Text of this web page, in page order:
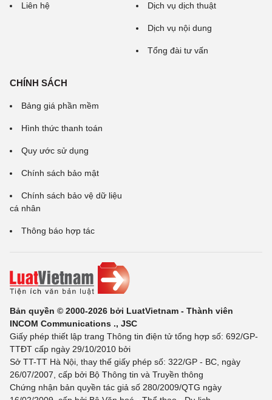
Liên hệ Dịch vụ dịch thuật
Dịch vụ nội dung
Tổng đài tư vấn
CHÍNH SÁCH
Bảng giá phần mềm
Hình thức thanh toán
Quy ước sử dụng
Chính sách bảo mật
Chính sách bảo vệ dữ liệu
cá nhân
Thông báo hợp tác
Bản quyền © 2000-2026 bởi LuatVietnam - Thành viên
INCOM Communications ., JSC
Giấy phép thiết lập trang Thông tin điện tử tổng hợp số: 692/GP-
TTĐT cấp ngày 29/10/2010 bởi
Sở TT-TT Hà Nội, thay thế giấy phép số: 322/GP - BC, ngày
26/07/2007, cấp bởi Bộ Thông tin và Truyền thông
Chứng nhận bản quyền tác giả số 280/2009/QTG ngày